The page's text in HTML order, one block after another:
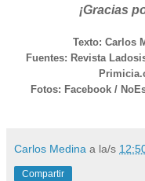
¡Gracias
Texto: Carlos
Fuentes: Revista
Fotos: Facebook /
Carlos Medina a la/s
Compartir